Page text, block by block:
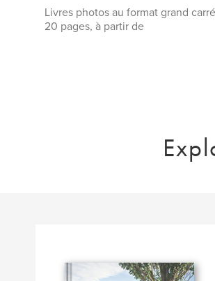
Livres photos au format grand
20 pages, à partir de